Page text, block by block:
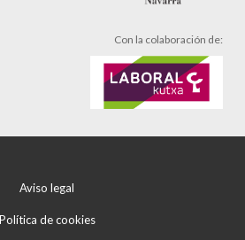
Con la colaboración de:
Aviso legal
Política de cookies